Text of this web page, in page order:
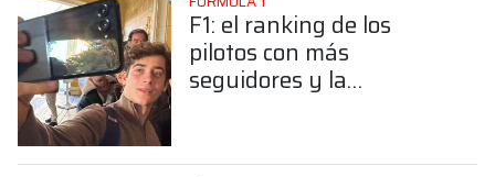
F1: el ranking de los
pilotos con más
seguidores y la